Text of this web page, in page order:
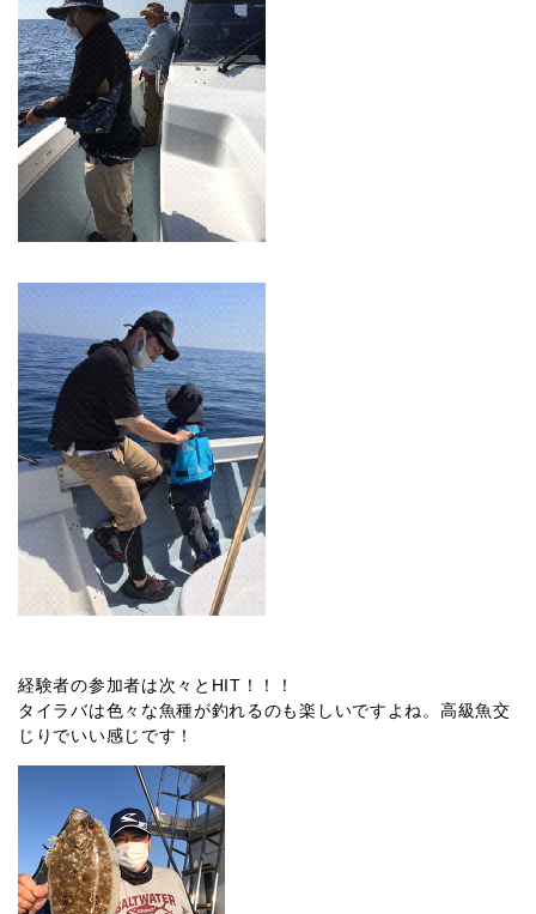
経験者の参加者は次々とHIT！！！
タイラバは色々な魚種が釣れるのも楽しいですよね。高級魚交
じりでいい感じです！